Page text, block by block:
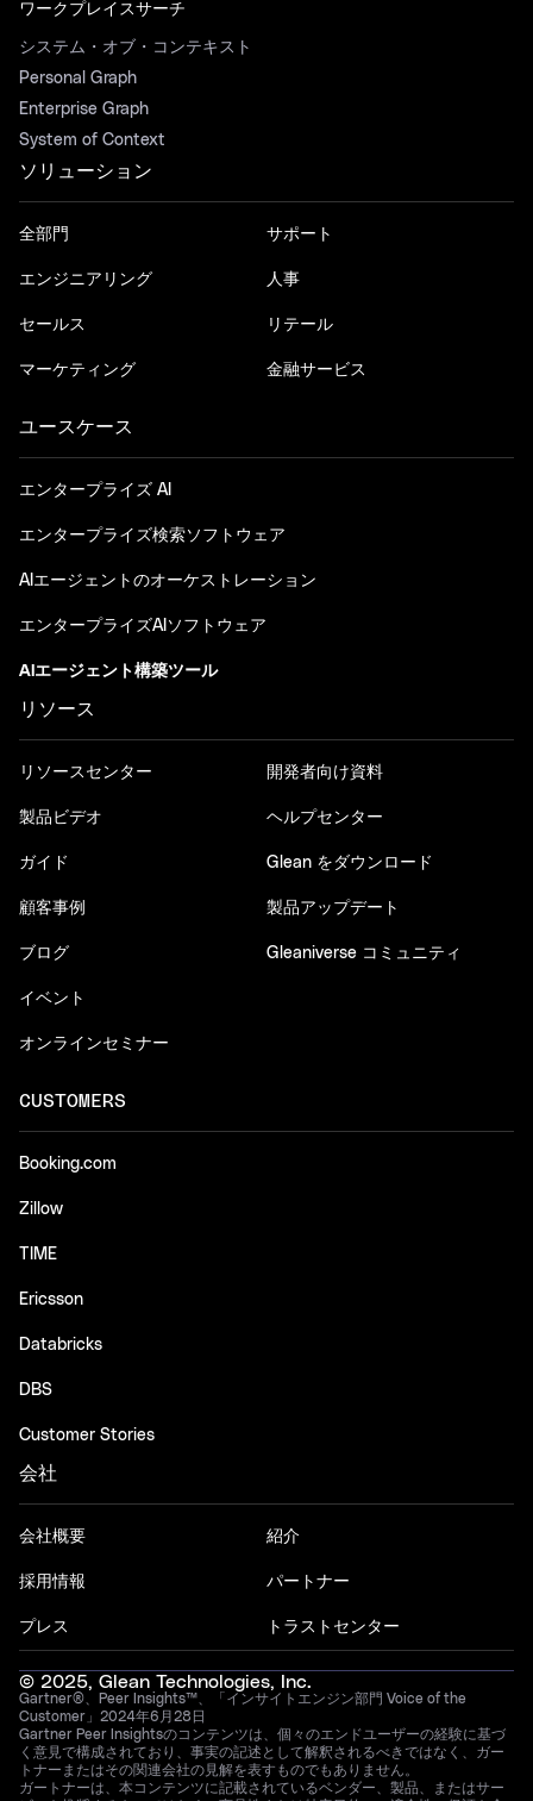
ワークプレイスサーチ
システム・オブ・コンテキスト
Personal Graph
Enterprise Graph
System of Context
ソリューション
全部門
エンジニアリング
セールス
マーケティング
サポート
人事
リテール
金融サービス
ユースケース
エンタープライズ AI
エンタープライズ検索ソフトウェア
AIエージェントのオーケストレーション
エンタープライズAIソフトウェア
AIエージェント構築ツール
リソース
リソースセンター
製品ビデオ
ガイド
顧客事例
ブログ
イベント
オンラインセミナー
開発者向け資料
ヘルプセンター
Glean をダウンロード
製品アップデート
Gleaniverse コミュニティ
CUSTOMERS
Booking.com
Zillow
TIME
Ericsson
Databricks
DBS
Customer Stories
会社
会社概要
採用情報
プレス
紹介
パートナー
トラストセンター
© 2025, Glean Technologies, Inc.
Gartner®、Peer Insights™、「インサイトエンジン部門 Voice of the
Customer」2024年6月28日
Gartner Peer Insightsのコンテンツは、個々のエンドユーザーの経験に基づ
く意見で構成されており、事実の記述として解釈されるべきではなく、ガー
トナーまたはその関連会社の見解を表すものでもありません。
ガートナーは、本コンテンツに記載されているベンダー、製品、またはサー